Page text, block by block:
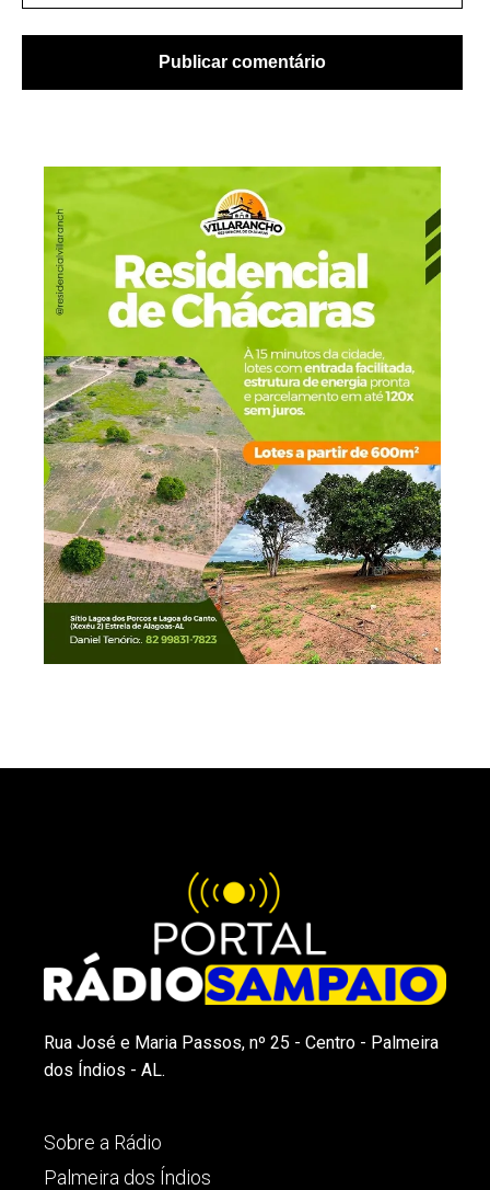
Rua José e Maria Passos, nº 25 - Centro - Palmeira
dos Índios - AL.
Sobre a Rádio
Palmeira dos Índios